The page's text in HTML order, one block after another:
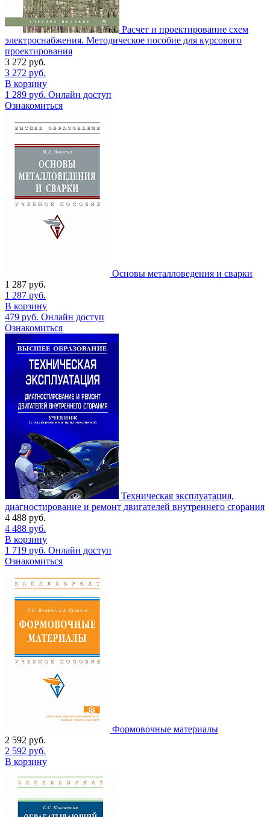
Расчет и проектирование схем
электроснабжения. Методическое пособие для курсового
проектирования
3 272 руб.
3 272 руб.
В корзину
1 289 руб. Онлайн доступ
Ознакомиться
Основы металловедения и сварки
1 287 руб.
1 287 руб.
В корзину
479 руб. Онлайн доступ
Ознакомиться
Техническая эксплуатация,
диагностирование и ремонт двигателей внутреннего сгорания
4 488 руб.
4 488 руб.
В корзину
1 719 руб. Онлайн доступ
Ознакомиться
Формовочные материалы
2 592 руб.
2 592 руб.
В корзину